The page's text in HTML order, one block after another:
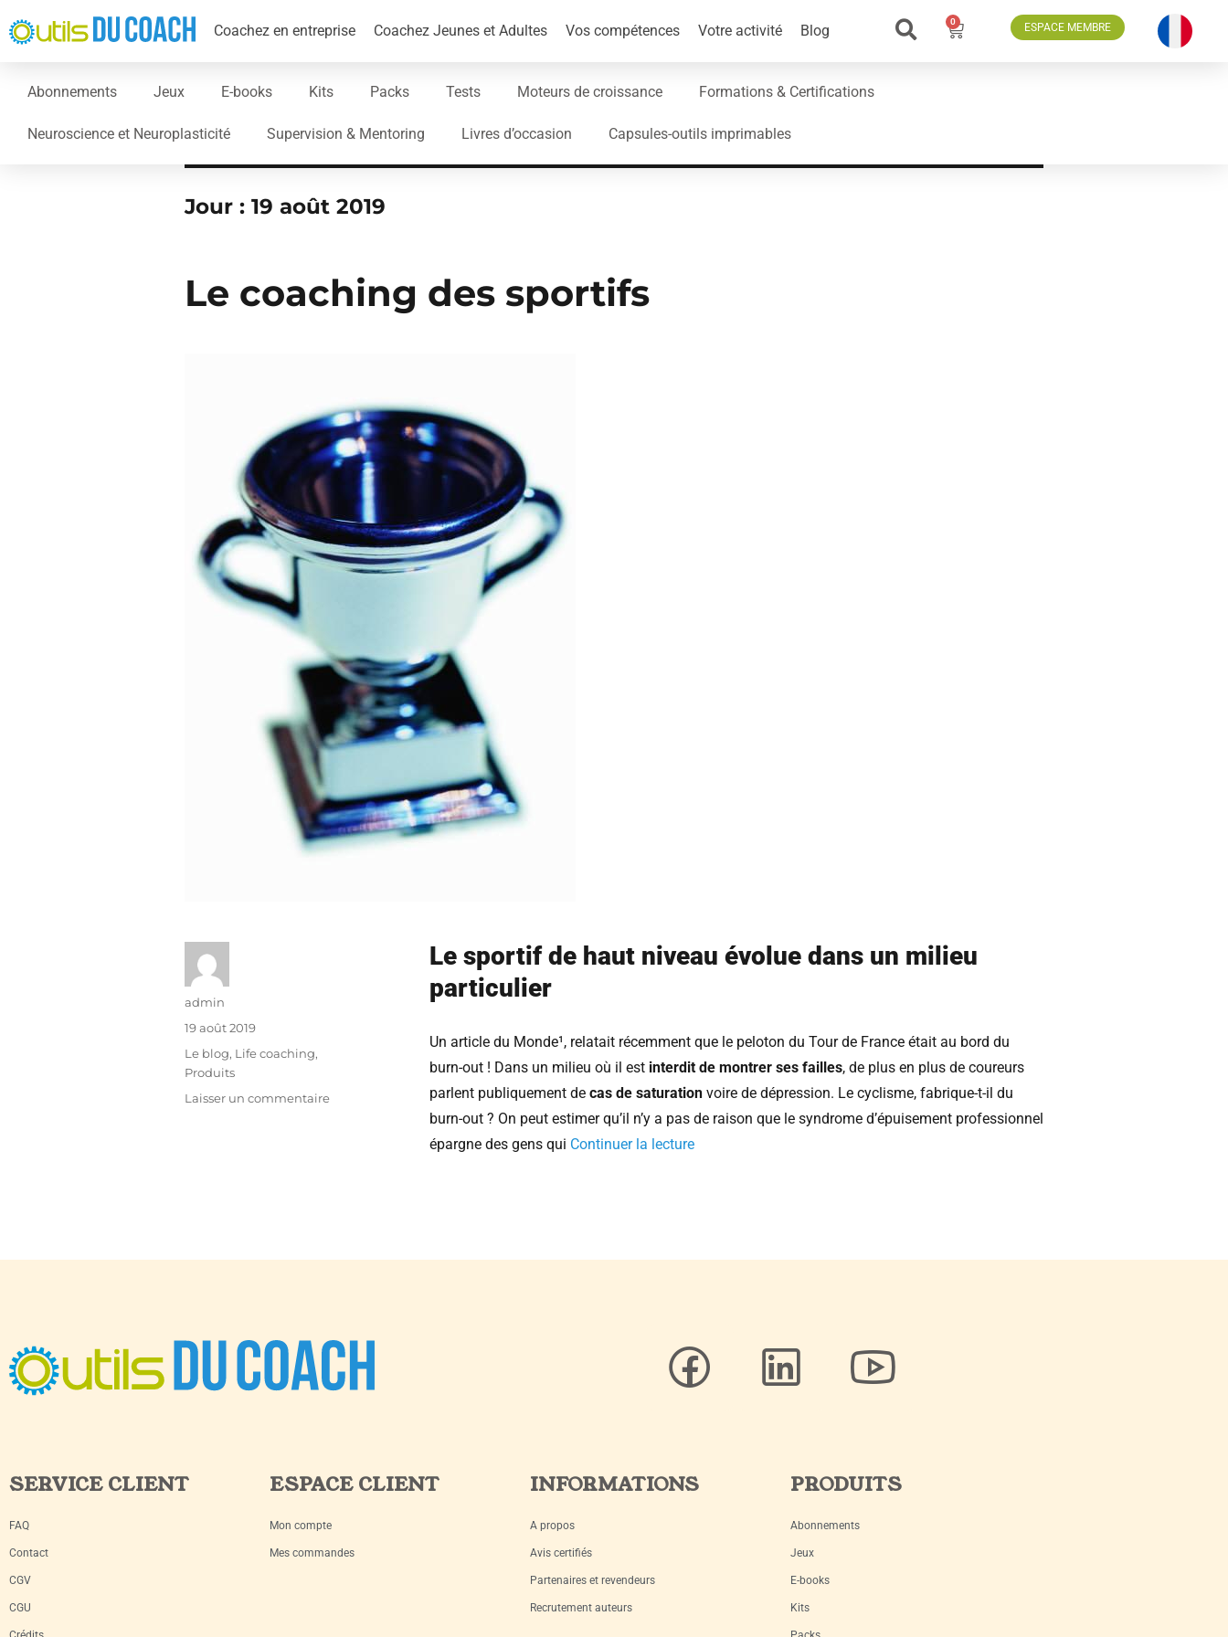
Coachez en entreprise Coachez Jeunes et Adultes Vos compétences Votre activité Blog
0 ESPACE MEMBRE
Abonnements Jeux E-books Kits Packs Tests Moteurs de croissance Formations & Certifications
Neuroscience et Neuroplasticité Supervision & Mentoring Livres d’occasion Capsules-outils imprimables
Jour : 19 août 2019
Le coaching des sportifs
Le sportif de haut niveau évolue dans un milieu
particulier
Un article du Monde¹, relatait récemment que le peloton du Tour de France était au bord du
burn-out ! Dans un milieu où il est interdit de montrer ses failles, de plus en plus de coureurs
parlent publiquement decas de saturation voire de dépression. Le cyclisme, fabrique-t-il du
burn-out ? On peut estimer qu’il n’y a pas de raison que le syndrome d’épuisement professionnel
épargne des gens qui Continuer la lecture
admin
19 août 2019
Le blog, Life coaching,
Produits
Laisser un commentaire
SERVICE CLIENT
FAQ
Contact
CGV
CGU
ESPACE CLIENT
Mon compte
Mes commandes
INFORMATIONS
A propos
Avis certifiés
Partenaires et revendeurs
Recrutement auteurs
PRODUITS
Abonnements
Jeux
E-books
Kits